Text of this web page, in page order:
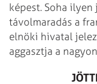
képest. Soha
távolmaradás a
elnöki hivatal
aggasztja a